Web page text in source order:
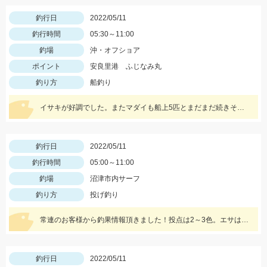
釣行日
2022/05/11
釣行時間
05:30～11:00
釣場
沖・オフショア
ポイント
安良里港 ふじなみ丸
釣り方
船釣り
イサキが好調でした。またマダイも船上5匹とまだまだ続きそうです。マダイなら12ｍのハリス、イサキなら5ｍハリスに2本針が効果絶大でした。
釣行日
2022/05/11
釣行時間
05:00～11:00
釣場
沼津市内サーフ
釣り方
投げ釣り
常連のお客様から釣果情報頂きました！投点は2～3色。エサは赤イソメを使用。
釣行日 2022/05/11